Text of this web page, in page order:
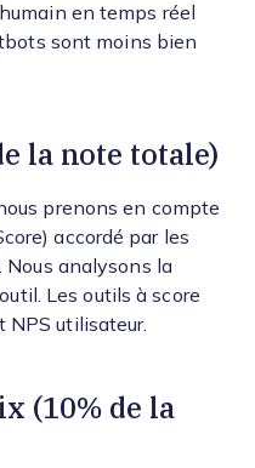
en temps réel
sont moins bien
la note totale)
prenons en compte
accordé par les
Nous analysons la
Les outils à score
utilisateur.
(10% de la